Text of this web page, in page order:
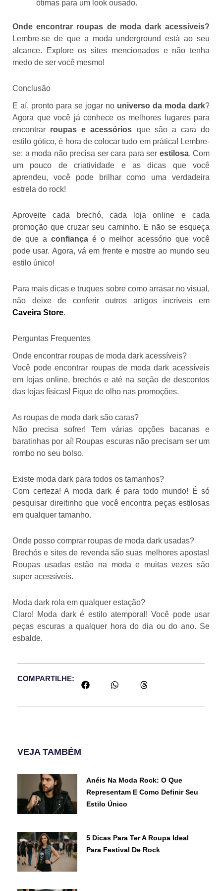
ótimas para um look ousado.
Onde encontrar roupas de moda dark acessíveis?
Lembre-se de que a moda underground está ao seu
alcance. Explore os sites mencionados e não tenha
medo de ser você mesmo!
Conclusão
E aí, pronto para se jogar no universo da moda dark?
Agora que você já conhece os melhores lugares para
encontrar roupas e acessórios que são a cara do
estilo gótico, é hora de colocar tudo em prática! Lembre-
se: a moda não precisa ser cara para ser estilosa. Com
um pouco de criatividade e as dicas que você
aprendeu, você pode brilhar como uma verdadeira
estrela do rock!
Aproveite cada brechó, cada loja online e cada
promoção que cruzar seu caminho. E não se esqueça
de que a confiança é o melhor acessório que você
pode usar. Agora, vá em frente e mostre ao mundo seu
estilo único!
Para mais dicas e truques sobre como arrasar no visual,
não deixe de conferir outros artigos incríveis em
Caveira Store.
Perguntas Frequentes
Onde encontrar roupas de moda dark acessíveis?
Você pode encontrar roupas de moda dark acessíveis
em lojas online, brechós e até na seção de descontos
das lojas físicas! Fique de olho nas promoções.
As roupas de moda dark são caras?
Não precisa sofrer! Tem várias opções bacanas e
baratinhas por aí! Roupas escuras não precisam ser um
rombo no seu bolso.
Existe moda dark para todos os tamanhos?
Com certeza! A moda dark é para todo mundo! É só
pesquisar direitinho que você encontra peças estilosas
em qualquer tamanho.
Onde posso comprar roupas de moda dark usadas?
Brechós e sites de revenda são suas melhores apostas!
Roupas usadas estão na moda e muitas vezes são
super acessíveis.
Moda dark rola em qualquer estação?
Claro! Moda dark é estilo atemporal! Você pode usar
peças escuras a qualquer hora do dia ou do ano. Se
esbalde.
COMPARTILHE:
VEJA TAMBÉM
Anéis Na Moda Rock: O Que
Representam E Como Definir Seu
Estilo Único
5 Dicas Para Ter A Roupa Ideal
Para Festival De Rock